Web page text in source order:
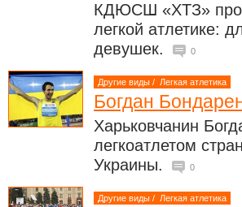
КДЮСШ «ХТЗ»
легкой атлетике:
девушек.
0
Другие виды / Легкая атлетика
Богдан
Харьковчанин
легкоатлетом
Украины.
0
Другие виды / Легкая атлетика